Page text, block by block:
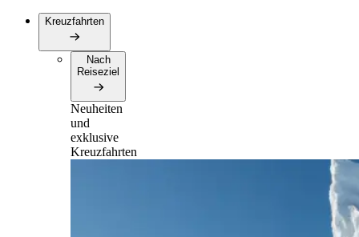
Kreuzfahrten
Nach
Reiseziel
Neuheiten
und
exklusive
Kreuzfahrten